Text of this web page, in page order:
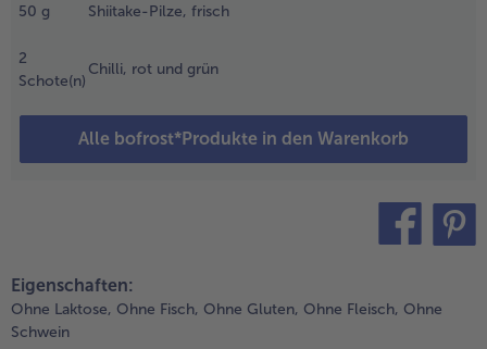
50 g Shiitake-Pilze, frisch
2
Schote(n)
Chilli, rot und grün
Alle bofrost*Produkte in den Warenkorb
Kochen
und
15
unter
weich
Dann
Algen aus
Eigenschaften:
Ohne Laktose, Ohne Fisch, Ohne Gluten, Ohne Fleisch, Ohne
Schwein